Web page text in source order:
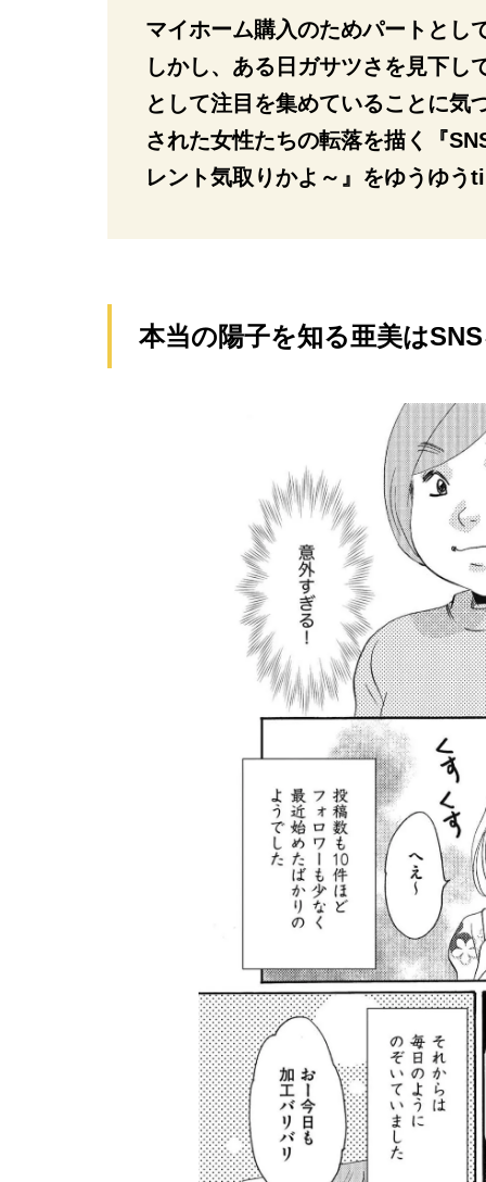
マイホーム購入のためパートとし
しかし、ある日ガサツさを見下し
として注目を集めていることに
された女性たちの転落を描く『
レント気取りかよ～』をゆうゆう
本当の陽子を知る亜美は